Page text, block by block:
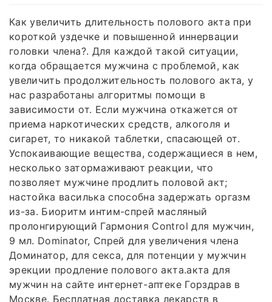
Как увеличить длительность полового акта при
короткой уздечке и повышенной иннервации
головки члена?. Для каждой такой ситуации,
когда обращается мужчина с проблемой, как
увеличить продолжительность полового акта, у
нас разработаны алгоритмы помощи в
зависимости от. Если мужчина откажется от
приема наркотических средств, алкоголя и
сигарет, то никакой таблетки, спасающей от.
Успокаивающие вещества, содержащиеся в нем,
несколько затормаживают реакции, что
позволяет мужчине продлить половой акт;
настойка василька способна задержать оргазм
из-за. Биоритм интим-спрей масляный
пролонгирующий Гармония Control для мужчин,
9 мл. Dominator, Спрей для увеличения члена
Доминатор, для секса, для потенции у мужчин
эрекции продление полового акта.акта для
мужчин на сайте интернет-аптеке Горздрав в
Москве. Бесплатная доставка лекарств в